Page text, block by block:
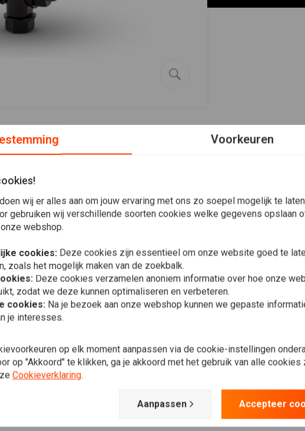
kleuren afwerking. Hij heeft een universele
Plaats ook een review
€13,63
Voorkeuren
wij er alles aan om jouw ervaring met ons zo soepel mogelijk te laten
gebruiken wij verschillende soorten cookies welke gegevens opslaan
webshop.
cookies: Deze cookies zijn essentieel om onze website goed te
zoals het mogelijk maken van de zoekbalk.
Deze cookies verzamelen anoniem informatie over hoe onze
zodat we deze kunnen optimaliseren en verbeteren.
cookies: Na je bezoek aan onze webshop kunnen we gepaste
je interesses.
op elk moment aanpassen via de cookie-instellingen
op "Akkoord" te klikken, ga je akkoord met het gebruik van alle cookies
Cookieverklaring.
Aanpassen Accepteer